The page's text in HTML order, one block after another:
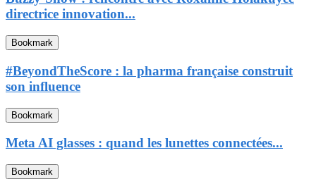
directrice innovation...
Bookmark
#BeyondTheScore : la pharma française construit
son influence
Bookmark
Meta AI glasses : quand les lunettes connectées...
Bookmark